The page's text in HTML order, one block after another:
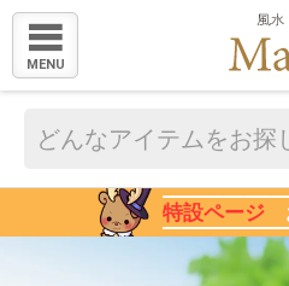
MENU
特設ページ